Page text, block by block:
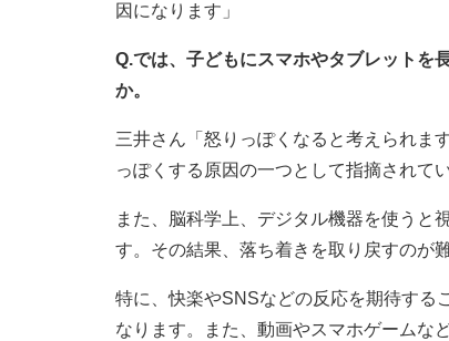
因になります」
Q.では、子どもにスマホやタブレットを
か。
三井さん「怒りっぽくなると考えられま
っぽくする原因の一つとして指摘されて
また、脳科学上、デジタル機器を使うと
す。その結果、落ち着きを取り戻すのが
特に、快楽やSNSなどの反応を期待する
なります。また、動画やスマホゲームな